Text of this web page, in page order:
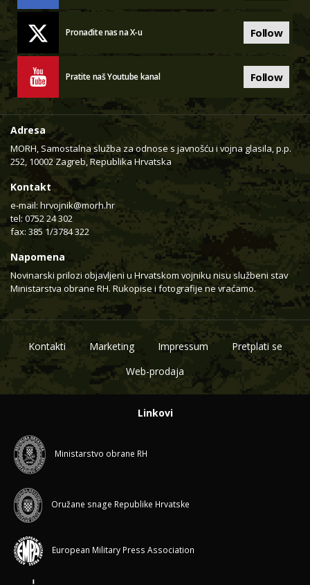
Pronađite nas na X-u Follow
Pratite naš Youtube kanal Follow
Adresa
MORH, Samostalna služba za odnose s javnošću i vojna glasila, p.p.
252, 10002 Zagreb, Republika Hrvatska
Kontakt
e-mail: hrvojnik@morh.hr
tel: 0752 24 302
fax: 385 1/3784 322
Napomena
Novinarski prilozi objavljeni u Hrvatskom vojniku nisu službeni stav
Ministarstva obrane RH. Rukopise i fotografije ne vraćamo.
Kontakti Marketing Impressum
Pretplati se
Web-prodaja
Linkovi
Ministarstvo obrane RH
Oružane snage Republike Hrvatske
European Military Press Association